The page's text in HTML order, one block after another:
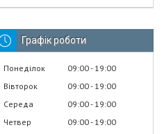
Графік роботи
Понеділок 09:00 19:00
Вівторок
09:00 19:00
Середа
09:00 19:00
Четвер
09:00 19:00